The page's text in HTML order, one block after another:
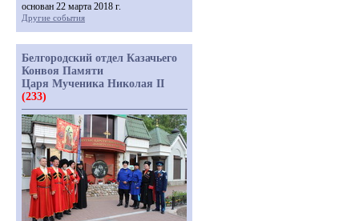
основан 22 марта 2018 г.
Другие события
Белгородский отдел Казачьего
Конвоя Памяти
Царя Мученика Николая II
(233)